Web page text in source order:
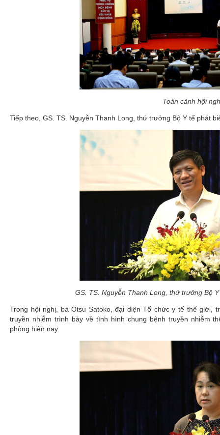
Toàn cảnh hội
Tiếp theo, GS. TS. Nguyễn Thanh Long, thứ trưởng Bộ Y tế phát
GS. TS. Nguyễn Thanh Long, thứ trưởng Bộ
Trong hội nghị, bà Otsu Satoko, đại diện Tổ chức y tế thế giới,
truyền nhiễm trình bày về tình hình chung bệnh truyền nhiễm
phòng hiện nay.